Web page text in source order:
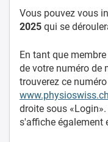
Vous pouvez vous
2025 qui se
En tant que
de votre numéro de
trouverez ce
www.physioswiss.ch
droite sous
s'affiche également